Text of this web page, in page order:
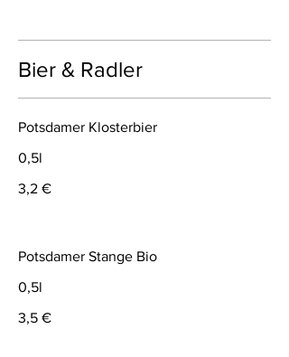
Bier & Radler
Potsdamer Klosterbier
0,5l
3,2 €
Potsdamer Stange Bio
0,5l
3,5 €